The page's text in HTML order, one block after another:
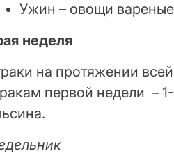
Ужин – овощи
неделя
на протяжении
первой недели –